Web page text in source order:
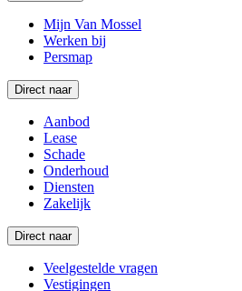
Mijn Van Mossel
Werken bij
Persmap
Direct naar
Aanbod
Lease
Schade
Onderhoud
Diensten
Zakelijk
Direct naar
Veelgestelde vragen
Vestigingen